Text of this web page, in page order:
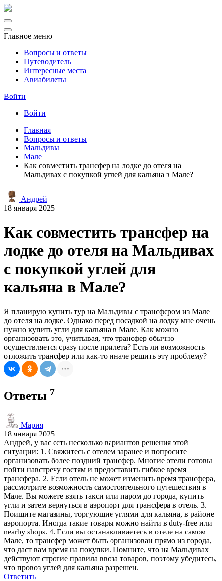
Главное меню
Вопросы и ответы
Путеводитель
Интересные места
Авиабилеты
Войти
Войти
Главная
Вопросы и ответы
Мальдивы
Мале
Как совместить трансфер на лодке до отеля на
Мальдивах с покупкой углей для кальяна в Мале?
Андрей
18 января 2025
Как совместить трансфер на
лодке до отеля на Мальдивах
с покупкой углей для
кальяна в Мале?
Я планирую купить тур на Мальдивы с трансфером из Мале
до отеля на лодке. Однако перед посадкой на лодку мне очень
нужно купить угли для кальяна в Мале. Как можно
организовать это, учитывая, что трансфер обычно
осуществляется сразу после прилета? Есть ли возможность
отложить трансфер или как-то иначе решить эту проблему?
Ответы 7
Мария
18 января 2025
Андрей, у вас есть несколько вариантов решения этой
ситуации: 1. Свяжитесь с отелем заранее и попросите
организовать более поздний трансфер. Многие отели готовы
пойти навстречу гостям и предоставить гибкое время
трансфера. 2. Если отель не может изменить время трансфера,
рассмотрите возможность самостоятельного путешествия в
Мале. Вы можете взять такси или паром до города, купить
угли и затем вернуться в аэропорт для трансфера в отель. 3.
Поищите магазины, торгующие углями для кальяна, в районе
аэропорта. Иногда такие товары можно найти в duty-free или
nearby shops. 4. Если вы останавливаетесь в отеле на самом
Мале, то трансфер может быть организован прямо из города,
что даст вам время на покупки. Помните, что на Мальдивах
действуют строгие правила ввоза товаров, поэтому убедитесь,
что провоз углей для кальяна разрешен.
Ответить